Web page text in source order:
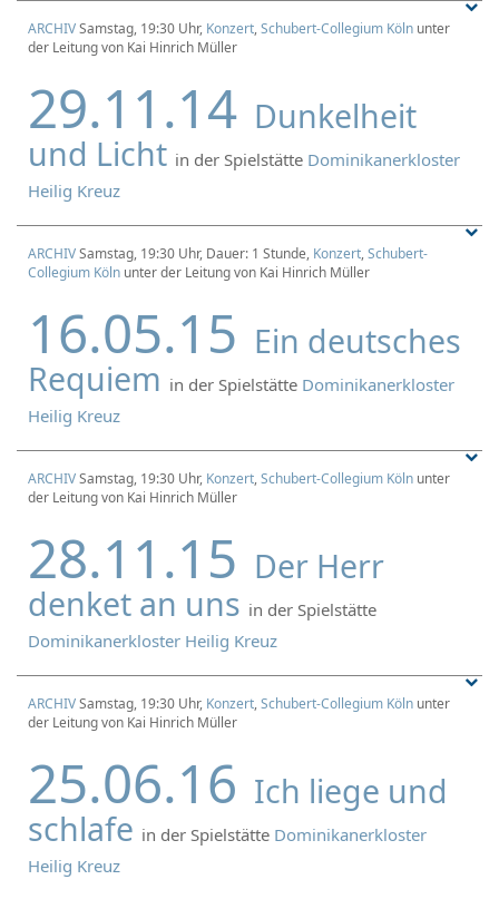
ARCHIVSamstag, 19:30 Uhr, Konzert,Schubert-Collegium Köln unter
der Leitung von Kai Hinrich Müller
29.11.14 Dunkelheit
und Licht in der Spielstätte Dominikanerkloster
Heilig Kreuz
ARCHIVSamstag, 19:30 Uhr, Dauer: 1 Stunde, Konzert,Schubert-
Collegium Köln unter der Leitung von Kai Hinrich Müller
16.05.15 Ein deutsches
Requiem in der Spielstätte Dominikanerkloster
Heilig Kreuz
ARCHIVSamstag, 19:30 Uhr, Konzert,Schubert-Collegium Köln unter
der Leitung von Kai Hinrich Müller
28.11.15 Der Herr
denket an uns in der Spielstätte
Dominikanerkloster Heilig Kreuz
ARCHIVSamstag, 19:30 Uhr, Konzert,Schubert-Collegium Köln unter
der Leitung von Kai Hinrich Müller
25.06.16 Ich liege und
schlafe in der Spielstätte Dominikanerkloster
Heilig Kreuz